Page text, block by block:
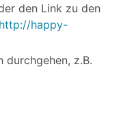
den Link zu den
http://happy-
durchgehen, z.B.